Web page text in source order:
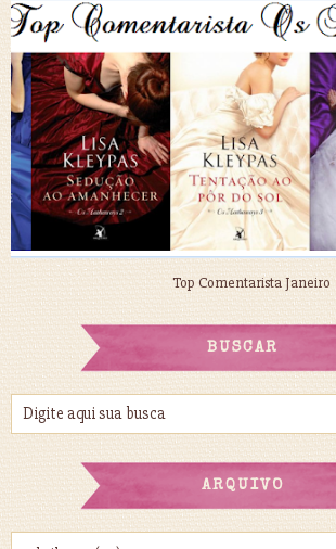
Top Comentarista Janeiro
BUSCAR
ARQUIVO